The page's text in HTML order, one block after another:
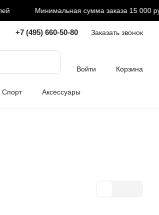
Минимальная сумма заказа 15 000
+7 (495) 660-50-80 Заказать звонок
Войти Корзина
Спорт Аксессуары